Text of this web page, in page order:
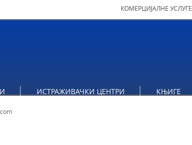
КОМЕРЦИЈАЛНЕ УСЛУГЕ
ИСТРАЖИВАЧКИ ЦЕНТРИ КЊИГЕ